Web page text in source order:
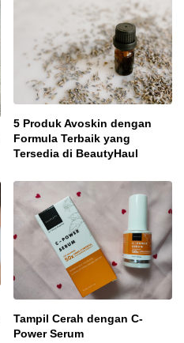
5 Produk Avoskin dengan
Formula Terbaik yang
Tersedia di BeautyHaul
Tampil Cerah dengan C-
Power Serum